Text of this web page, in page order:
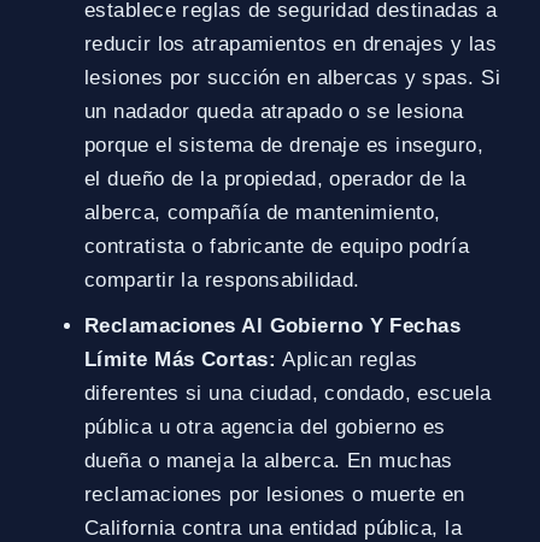
establece reglas de seguridad destinadas a
reducir los atrapamientos en drenajes y las
lesiones por succión en albercas y spas. Si
un nadador queda atrapado o se lesiona
porque el sistema de drenaje es inseguro,
el dueño de la propiedad, operador de la
alberca, compañía de mantenimiento,
contratista o fabricante de equipo podría
compartir la responsabilidad.
Reclamaciones Al Gobierno Y Fechas
Límite Más Cortas:Aplican reglas
diferentes si una ciudad, condado, escuela
pública u otra agencia del gobierno es
dueña o maneja la alberca. En muchas
reclamaciones por lesiones o muerte en
California contra una entidad pública, la